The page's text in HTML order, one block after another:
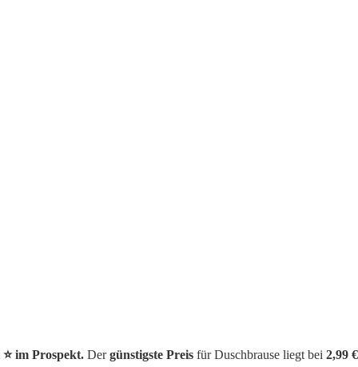
im Prospekt. Dergünstigste Preis für Duschbrause liegt bei 2,99 €